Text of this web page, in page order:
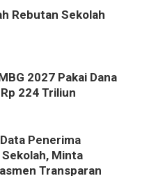
Rebutan Sekolah
2027 Pakai Dana
224 Triliun
Penerima
Minta
Transparan